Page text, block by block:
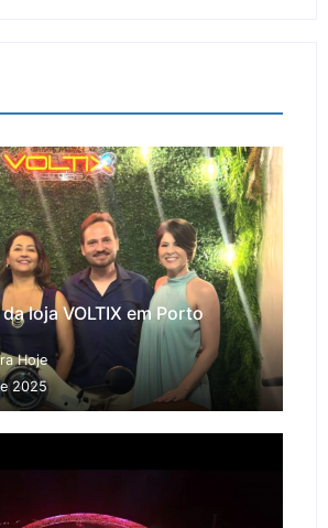
loja VOLTIX em Porto
Hoje
2025